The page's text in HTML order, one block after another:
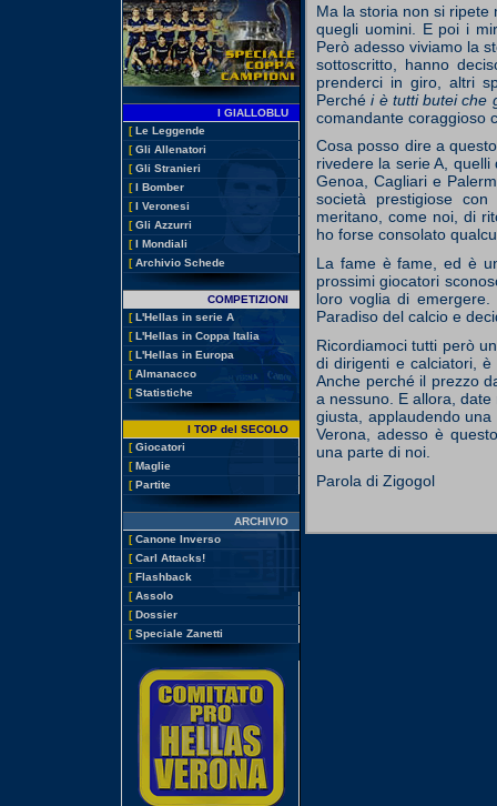
I GIALLOBLU
[ Le Leggende
[ Gli Allenatori
[ Gli Stranieri
[ I Bomber
[ I Veronesi
[ Gli Azzurri
[ I Mondiali
[ Archivio Schede
COMPETIZIONI
[ L'Hellas in serie A
[ L'Hellas in Coppa Italia
[ L'Hellas in Europa
[ Almanacco
[ Statistiche
I TOP del SECOLO
[ Giocatori
[ Maglie
[ Partite
ARCHIVIO
[ Canone Inverso
[ Carl Attacks!
[ Flashback
[ Assolo
[ Dossier
[ Speciale Zanetti
Ma la storia non si ripete
quegli uomini. E poi i
Però adesso viviamo la
sottoscritto, hanno
prenderci in giro, altri
Perchéi è tutti butei che
comandante coraggioso
Cosa posso dire a
rivedere la serie A,
Genoa, Cagliari e
società prestigiose
meritano, come noi, di
ho forse consolato
La fame è fame, ed è
prossimi giocatori
loro voglia di
Paradiso del calcio e
Ricordiamoci tutti però
di dirigenti e calciatori,
Anche perché il prezzo
a nessuno. E allora,
giusta, applaudendo
Verona, adesso è
una parte di noi.
Parola di Zigogol